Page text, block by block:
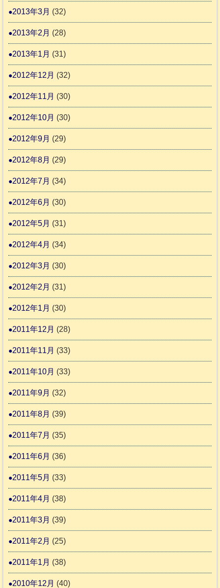
2013年3月 (32)
2013年2月 (28)
2013年1月 (31)
2012年12月 (32)
2012年11月 (30)
2012年10月 (30)
2012年9月 (29)
2012年8月 (29)
2012年7月 (34)
2012年6月 (30)
2012年5月 (31)
2012年4月 (34)
2012年3月 (30)
2012年2月 (31)
2012年1月 (30)
2011年12月 (28)
2011年11月 (33)
2011年10月 (33)
2011年9月 (32)
2011年8月 (39)
2011年7月 (35)
2011年6月 (36)
2011年5月 (33)
2011年4月 (38)
2011年3月 (39)
2011年2月 (25)
2011年1月 (38)
2010年12月 (40)